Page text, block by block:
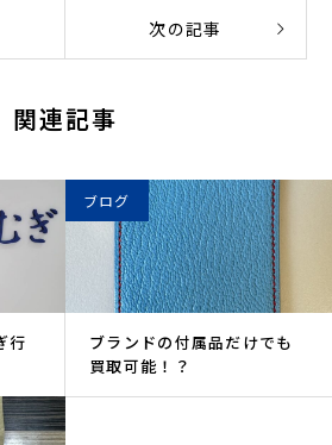
次の記事
関連記事
行
ブログ
ブランドの付属品だけでも
買取可能！？